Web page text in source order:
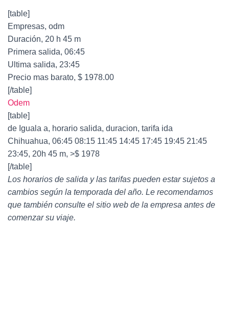
[table]
Empresas, odm
Duración, 20 h 45 m
Primera salida, 06:45
Ultima salida, 23:45
Precio mas barato, $ 1978.00
[/table]
Odem
[table]
de Iguala a, horario salida, duracion, tarifa ida
Chihuahua, 06:45 08:15 11:45 14:45 17:45 19:45 21:45
23:45, 20h 45 m, >$ 1978
[/table]
Los horarios de salida y las tarifas pueden estar sujetos a
cambios según la temporada del año. Le recomendamos
que también consulte el sitio web de la empresa antes de
comenzar su viaje.